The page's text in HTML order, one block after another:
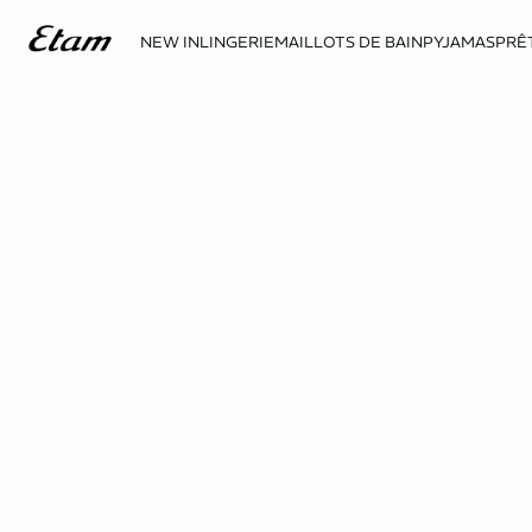
NEW INLINGERIEMAILLOTS DE BAINPYJAMAS